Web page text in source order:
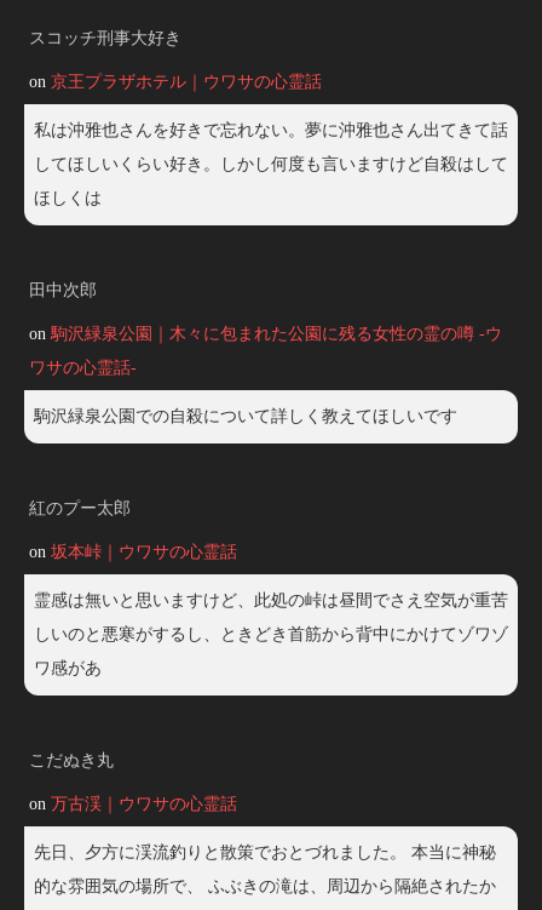
スコッチ刑事大好き
on 京王プラザホテル｜ウワサの心霊話
私は沖雅也さんを好きで忘れない。夢に沖雅也さん出てきて話
してほしいくらい好き。しかし何度も言いますけど自殺はして
ほしくは
田中次郎
on駒沢緑泉公園｜木々に包まれた公園に残る女性の霊の噂 -ウ
ワサの心霊話-
駒沢緑泉公園での自殺について詳しく教えてほしいです
紅のプー太郎
on 坂本峠｜ウワサの心霊話
霊感は無いと思いますけど、此処の峠は昼間でさえ空気が重苦
しいのと悪寒がするし、ときどき首筋から背中にかけてゾワゾ
ワ感があ
こだぬき丸
on 万古渓｜ウワサの心霊話
先日、夕方に渓流釣りと散策でおとづれました。 本当に神秘
的な雰囲気の場所で、 ふぶきの滝は、周辺から隔絶されたか